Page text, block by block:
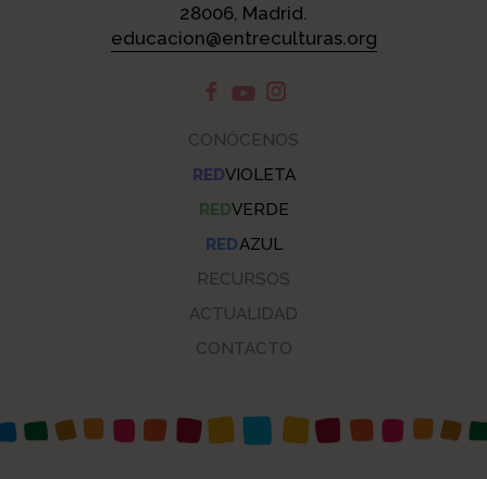
28006, Madrid.
educacion@entreculturas.org
CONÓCENOS
REDVIOLETA
REDVERDE
REDAZUL
RECURSOS
ACTUALIDAD
CONTACTO